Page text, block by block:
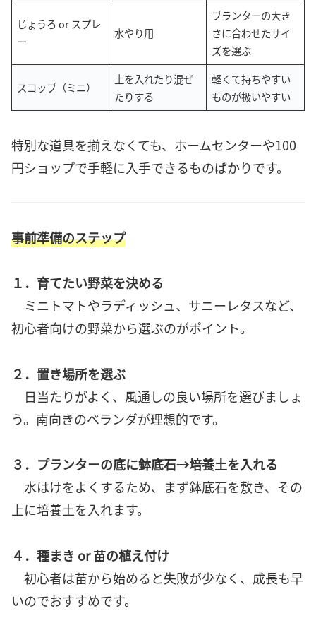
じょうろ or スプレ
ー
水やり用
プランターの大き
さに合わせたサイ
ズを選ぶ
スコップ（ミニ）
土を入れたり混ぜ
たりする
軽くて持ちやすい
ものが扱いやすい
特別な道具を揃えなくても、ホームセンターや100
円ショップで手軽に入手できるものばかりです。
事前準備のステップ
１．育てたい野菜を決める
ミニトマトやラディッシュ、サニーレタスなど、
初心者向けの野菜から選ぶのがポイント。
２．置き場所を選ぶ
日当たりがよく、風通しの良い場所を選びましょ
う。南向きのベランダが理想的です。
３．プランターの底に鉢底石→培養土を入れる
水はけをよくするため、まず鉢底石を敷き、その
上に培養土を入れます。
４．種まき or 苗の植え付け
初心者は苗から始めると失敗が少なく、成長も早
いのでおすすめです。